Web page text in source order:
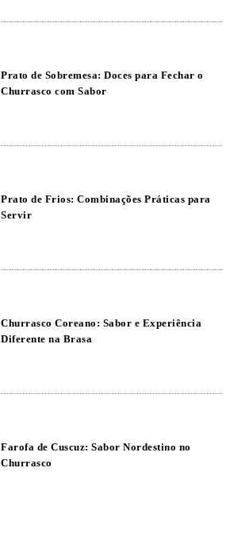
Prato de Sobremesa: Doces para Fechar o
Churrasco com Sabor
Prato de Frios: Combinações Práticas para
Servir
Churrasco Coreano: Sabor e Experiência
Diferente na Brasa
Farofa de Cuscuz: Sabor Nordestino no
Churrasco